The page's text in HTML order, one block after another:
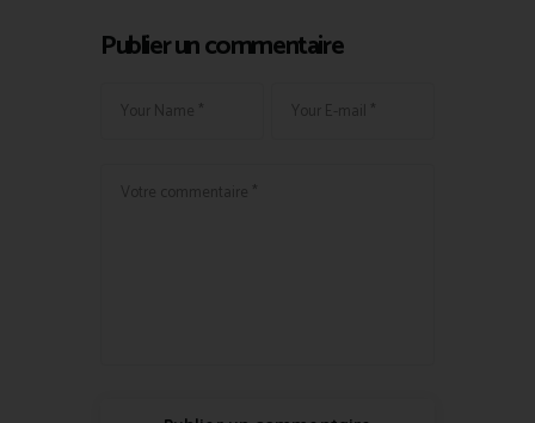
Publier un commentaire